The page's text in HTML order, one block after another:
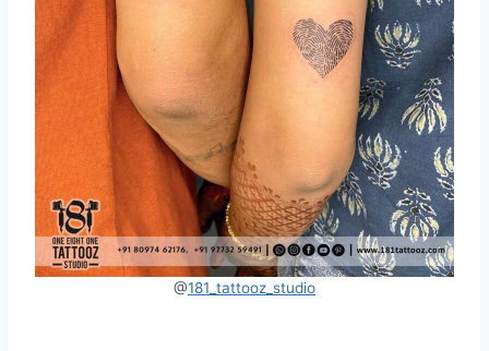
@181_tattooz_studio